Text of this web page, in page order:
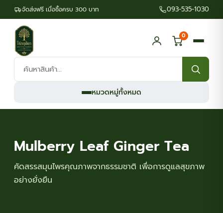
จัดส่งฟรี เมื่อซื้อครบ 300 บาท 093-535-1030
ค้นหา
สินค้า:
0
หมวดหมู่ทั้งหมด
Mulberry Leaf Ginger Tea
คัดสรรสมุนไพรคุณภาพจากธรรมชาติ เพื่อการดูแลสุขภาพ
อย่างยั่งยืน